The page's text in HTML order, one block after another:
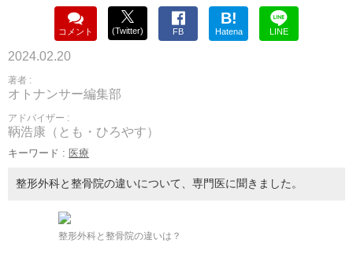
コメント (Twitter) FB
B!
Hatena LINE
2024.02.20
著者 :
オトナンサー編集部
アドバイザー :
鞆浩康（とも・ひろやす）
キーワード : 医療
整形外科と整骨院の違いについて、専門医に聞きました。
整形外科と整骨院の違いは？